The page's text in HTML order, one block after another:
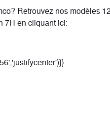
Retrouvez nos modèles
7H en cliquant ici: